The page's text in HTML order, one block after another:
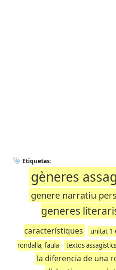
Etiquetas:
gèneres
genere narratiu
generes
característiques
unitat 1
rondalla, faula
textos
la diferencia de una